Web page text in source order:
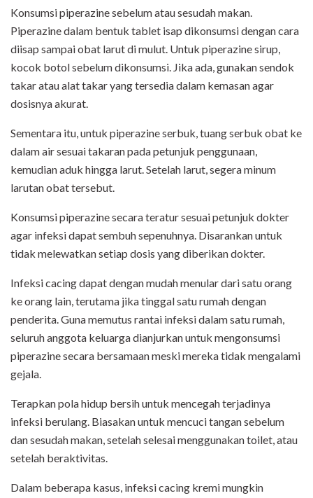
Konsumsi piperazine sebelum atau sesudah makan.
Piperazine dalam bentuk tablet isap dikonsumsi dengan cara
diisap sampai obat larut di mulut. Untuk piperazine sirup,
kocok botol sebelum dikonsumsi. Jika ada, gunakan sendok
takar atau alat takar yang tersedia dalam kemasan agar
dosisnya akurat.
Sementara itu, untuk piperazine serbuk, tuang serbuk obat ke
dalam air sesuai takaran pada petunjuk penggunaan,
kemudian aduk hingga larut. Setelah larut, segera minum
larutan obat tersebut.
Konsumsi piperazine secara teratur sesuai petunjuk dokter
agar infeksi dapat sembuh sepenuhnya. Disarankan untuk
tidak melewatkan setiap dosis yang diberikan dokter.
Infeksi cacing dapat dengan mudah menular dari satu orang
ke orang lain, terutama jika tinggal satu rumah dengan
penderita. Guna memutus rantai infeksi dalam satu rumah,
seluruh anggota keluarga dianjurkan untuk mengonsumsi
piperazine secara bersamaan meski mereka tidak mengalami
gejala.
Terapkan pola hidup bersih untuk mencegah terjadinya
infeksi berulang. Biasakan untuk mencuci tangan sebelum
dan sesudah makan, setelah selesai menggunakan toilet, atau
setelah beraktivitas.
Dalam beberapa kasus, infeksi cacing kremi mungkin